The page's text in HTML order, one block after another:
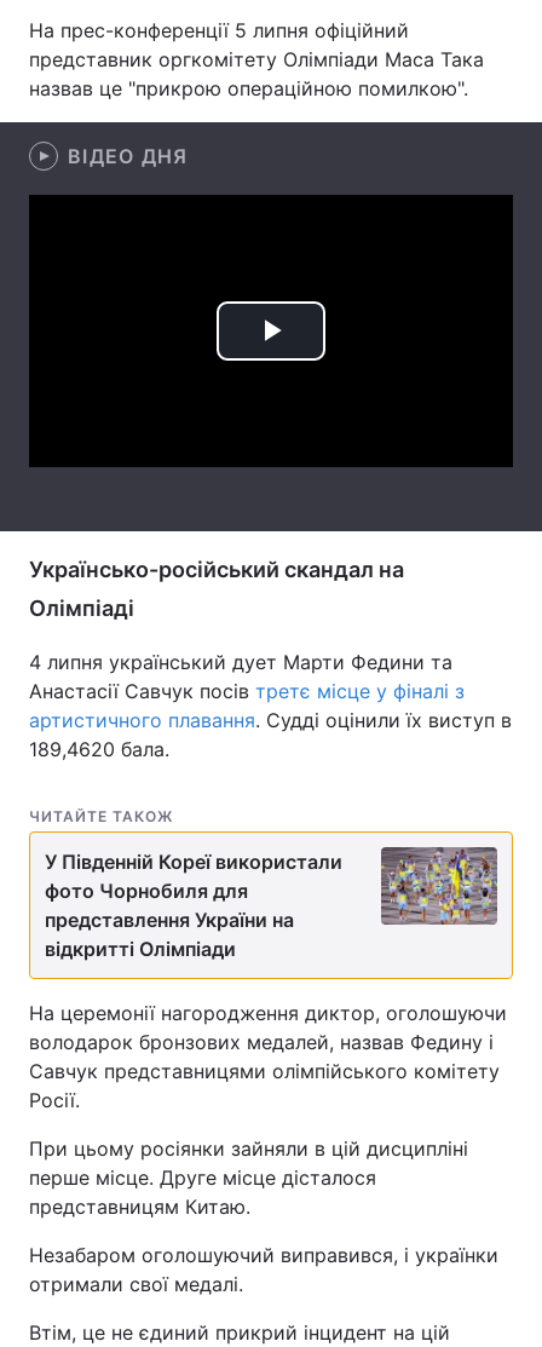
Техно і зв'язок Лайт
Зброя Інциденти
Здоров'я
Цікавинки Погода
Контакти
Послуги
На прес-конференції 5 липня офіційний
представник оргкомітету Олімпіади Маса Така
назвав це "прикрою операційною помилкою".
ВІДЕО ДНЯ
Play
Українсько-російський скандал на
Олімпіаді
4 липня український дует Марти Федини та
Анастасії Савчук посів третє місце у фіналі з
артистичного плавання. Судді оцінили їх виступ в
189,4620 бала.
ЧИТАЙТЕ ТАКОЖ
У Південній Кореї використали
фото Чорнобиля для
представлення України на
відкритті Олімпіади
На церемонії нагородження диктор, оголошуючи
володарок бронзових медалей, назвав Федину і
Савчук представницями олімпійського комітету
Росії.
При цьому росіянки зайняли в цій дисципліні
перше місце. Друге місце дісталося
представницям Китаю.
Незабаром оголошуючий виправився, і українки
отримали свої медалі.
Втім, це не єдиний прикрий інцидент на цій